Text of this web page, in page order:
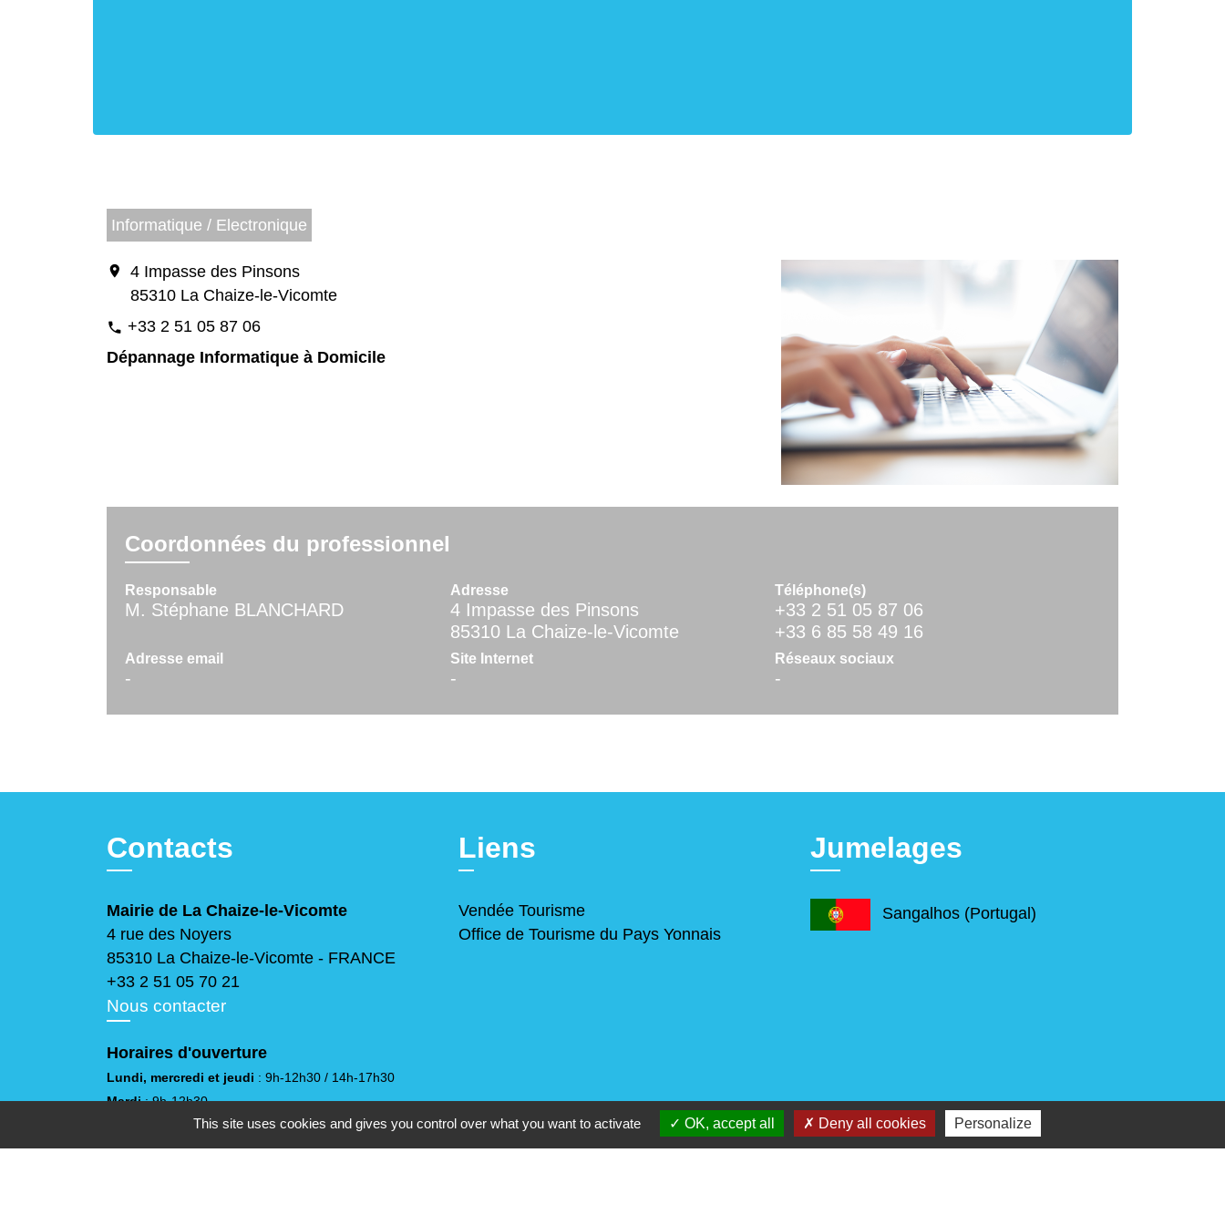
Informatique / Electronique
location_on
4 Impasse des Pinsons
85310 La Chaize-le-Vicomte
phone +33 2 51 05 87 06
Dépannage Informatique à Domicile
Coordonnées du professionnel
Responsable
M. Stéphane BLANCHARD
Adresse
4 Impasse des Pinsons
85310 La Chaize-le-Vicomte
Téléphone(s)
+33 2 51 05 87 06
+33 6 85 58 49 16
Adresse email
-
Site Internet
-
Réseaux sociaux
-
Contacts
Mairie de La Chaize-le-Vicomte
4 rue des Noyers
85310 La Chaize-le-Vicomte - FRANCE
+33 2 51 05 70 21
Nous contacter
Horaires d'ouverture
Lundi, mercredi et jeudi : 9h-12h30 / 14h-17h30
Mardi: 9h-12h30
: 9h-12h30 / 14h-17h
Samedi(sauf juillet et août): 10h-12h
Liens
Vendée Tourisme
Office de Tourisme du Pays Yonnais
Jumelages
Sangalhos (Portugal)
This site uses cookies and gives you control over what you want to activate OK, accept all Deny all cookies Personalize